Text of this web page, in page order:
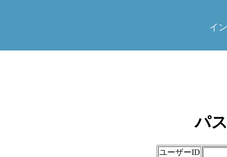
イ
パ
ユーザーID